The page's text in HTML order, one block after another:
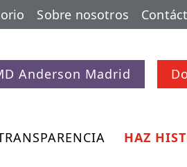
Sobre nosotros
Anderson Madrid
HAZ